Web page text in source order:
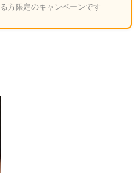
方限定のキャンペーンです